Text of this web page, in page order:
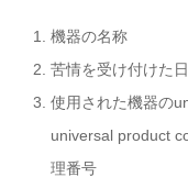
機器の名称
苦情を受け付けた
使用された機器の
universal product
理番号